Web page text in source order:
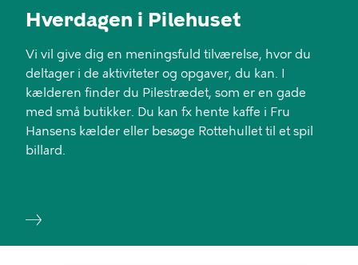
Hverdagen i Pilehuset
Vi vil give dig en meningsfuld tilværelse, hvor du
deltager i de aktiviteter og opgaver, du kan. I
kælderen finder du Pilestrædet, som er en gade
med små butikker. Du kan fx hente kaffe i Fru
Hansens kælder eller besøge Rottehullet til et spil
billard.